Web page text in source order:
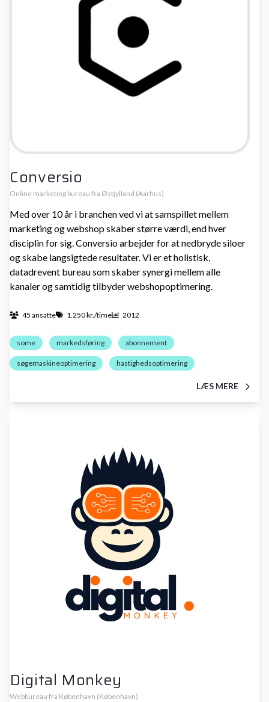
Conversio
Online marketing bureau fra Østjylland (Aarhus)
Med over 10 år i branchen ved vi at samspillet mellem
marketing og webshop skaber større værdi, end hver
disciplin for sig. Conversio arbejder for at nedbryde siloer
og skabe langsigtede resultater. Vi er et holistisk,
datadrevent bureau som skaber synergi mellem alle
kanaler og samtidig tilbyder webshopoptimering.
45 ansatte 1.250 kr./time 2012
some markedsføring abonnement
søgemaskineoptimering hastighedsoptimering
LÆS MERE
Digital Monkey
Webbureau fra København (København)